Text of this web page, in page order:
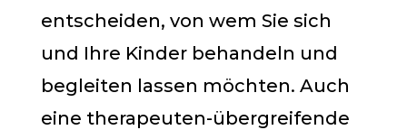
entscheiden, von wem Sie sich
und Ihre Kinder behandeln und
begleiten lassen möchten. Auch
eine therapeuten-übergreifende